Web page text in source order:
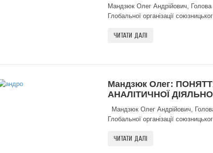
Мандзюк Олег Андрійович, Голова
Глобальної організації
ЧИТАТИ ДАЛІ
Мандзюк Олег:
АНАЛІТИЧНОЇ
Мандзюк Олег Андрійович, Голова
Глобальної організації
ЧИТАТИ ДАЛІ